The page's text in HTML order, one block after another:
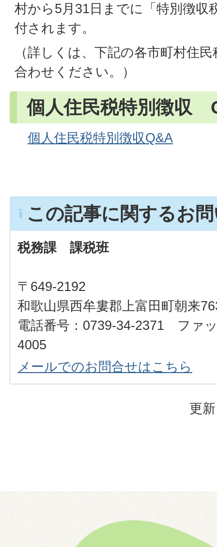
村から5月31日までに「特別徴収
付されます。
（詳しくは、下記の各市町村住
合わせください。）
個人住民税特別徴収
個人住民税特別徴収Q&A
この記事に関するお
税務課 課税班
〒649-2192
和歌山県西牟婁郡上富田町朝来
電話番号：0739-34-2371 ファ
4005
メールでのお問合せはこちら
更